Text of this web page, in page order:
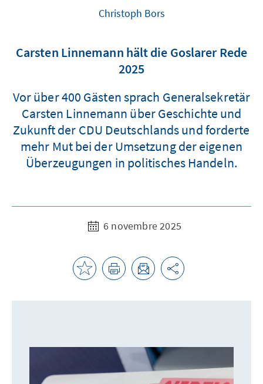
Christoph Bors
Carsten Linnemann hält die Goslarer Rede
2025
Vor über 400 Gästen sprach Generalsekretär
Carsten Linnemann über Geschichte und
Zukunft der CDU Deutschlands und forderte
mehr Mut bei der Umsetzung der eigenen
Überzeugungen in politisches Handeln.
6 novembre 2025